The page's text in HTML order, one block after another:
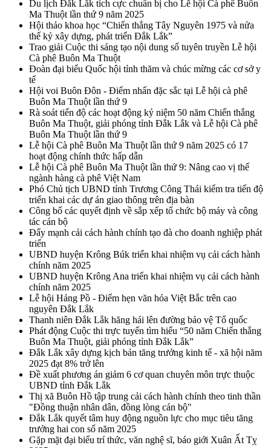
Du lịch Đắk Lắk tích cực chuẩn bị cho Lễ hội Cà phê Buôn
Ma Thuột lần thứ 9 năm 2025
Hội thảo khoa học “Chiến thắng Tây Nguyên 1975 và nửa
thế kỷ xây dựng, phát triển Đắk Lắk”
Trao giải Cuộc thi sáng tạo nội dung số tuyên truyền Lễ hội
Cà phê Buôn Ma Thuột
Đoàn đại biểu Quốc hội tỉnh thăm và chúc mừng các cơ sở y
tế
Hội voi Buôn Đôn - Điểm nhấn đặc sắc tại Lễ hội cà phê
Buôn Ma Thuột lần thứ 9
Rà soát tiến độ các hoạt động kỷ niệm 50 năm Chiến thắng
Buôn Ma Thuột, giải phóng tỉnh Đắk Lắk và Lễ hội Cà phê
Buôn Ma Thuột lần thứ 9
Lễ hội Cà phê Buôn Ma Thuột lần thứ 9 năm 2025 có 17
hoạt động chính thức hấp dẫn
Lễ hội Cà phê Buôn Ma Thuột lần thứ 9: Nâng cao vị thế
ngành hàng cà phê Việt Nam
Phó Chủ tịch UBND tỉnh Trương Công Thái kiểm tra tiến độ
triển khai các dự án giao thông trên địa bàn
Công bố các quyết định về sắp xếp tổ chức bộ máy và công
tác cán bộ
Đẩy mạnh cải cách hành chính tạo đà cho doanh nghiệp phát
triển
UBND huyện Krông Búk triển khai nhiệm vụ cải cách hành
chính năm 2025
UBND huyện Krông Ana triển khai nhiệm vụ cải cách hành
chính năm 2025
Lễ hội Hảng Pồ - Điểm hẹn văn hóa Việt Bắc trên cao
nguyên Đắk Lắk
Thanh niên Đắk Lắk hăng hái lên đường bảo vệ Tổ quốc
Phát động Cuộc thi trực tuyến tìm hiểu “50 năm Chiến thắng
Buôn Ma Thuột, giải phóng tỉnh Đắk Lắk”
Đắk Lắk xây dựng kịch bản tăng trưởng kinh tế - xã hội năm
2025 đạt 8% trở lên
Đề xuất phương án giảm 6 cơ quan chuyên môn trực thuộc
UBND tỉnh Đắk Lắk
Thị xã Buôn Hồ tập trung cải cách hành chính theo tinh thần
"Đồng thuận nhân dân, đồng lòng cán bộ"
Đắk Lắk quyết tâm huy động nguồn lực cho mục tiêu tăng
trưởng hai con số năm 2025
Gặp mặt đại biểu trí thức, văn nghệ sĩ, báo giới Xuân Ất Tỵ